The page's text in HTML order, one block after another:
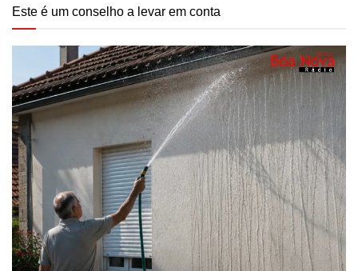
Este é um conselho a levar em conta